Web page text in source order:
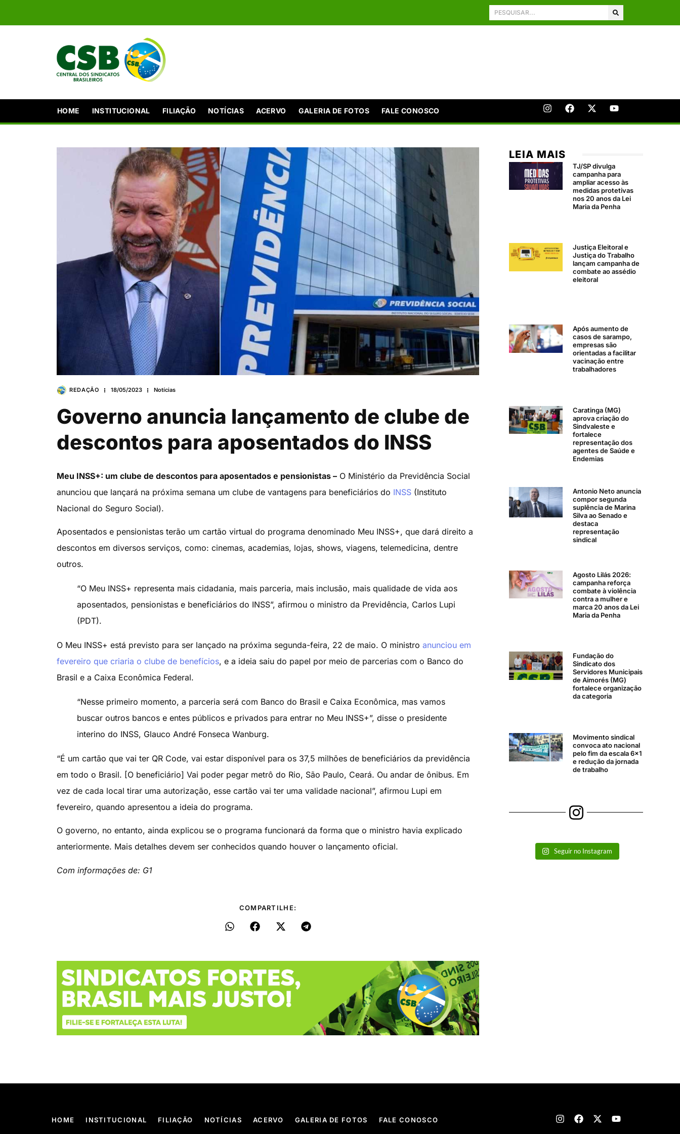
HOME INSTITUCIONAL FILIAÇÃO NOTÍCIAS ACERVO GALERIA DE FOTOS FALE CONOSCO
REDAÇÃO 18/05/2023 Notícias
Governo anuncia lançamento de clube de
descontos para aposentados do INSS
Meu INSS+: um clube de descontos para aposentados e pensionistas – O Ministério da Previdência Social
anunciou que lançará na próxima semana um clube de vantagens para beneficiários do INSS (Instituto
Nacional do Seguro Social).
Aposentados e pensionistas terão um cartão virtual do programa denominado Meu INSS+, que dará direito a
descontos em diversos serviços, como: cinemas, academias, lojas, shows, viagens, telemedicina, dentre
outros.
“O Meu INSS+ representa mais cidadania, mais parceria, mais inclusão, mais qualidade de vida aos
aposentados, pensionistas e beneficiários do INSS”, afirmou o ministro da Previdência, Carlos Lupi
(PDT).
O Meu INSS+ está previsto para ser lançado na próxima segunda-feira, 22 de maio. O ministro anunciou em
fevereiro que criaria o clube de benefícios, e a ideia saiu do papel por meio de parcerias com o Banco do
Brasil e a Caixa Econômica Federal.
“Nesse primeiro momento, a parceria será com Banco do Brasil e Caixa Econômica, mas vamos
buscar outros bancos e entes públicos e privados para entrar no Meu INSS+”, disse o presidente
interino do INSS, Glauco André Fonseca Wanburg.
“É um cartão que vai ter QR Code, vai estar disponível para os 37,5 milhões de beneficiários da previdência
em todo o Brasil. [O beneficiário] Vai poder pegar metrô do Rio, São Paulo, Ceará. Ou andar de ônibus. Em
vez de cada local tirar uma autorização, esse cartão vai ter uma validade nacional”, afirmou Lupi em
fevereiro, quando apresentou a ideia do programa.
O governo, no entanto, ainda explicou se o programa funcionará da forma que o ministro havia explicado
anteriormente. Mais detalhes devem ser conhecidos quando houver o lançamento oficial.
Com informações de: G1
COMPARTILHE:
LEIA MAIS
TJ/SP divulga
campanha para
ampliar acesso às
medidas protetivas
nos 20 anos da Lei
Maria da Penha
Justiça Eleitoral e
Justiça do Trabalho
lançam campanha de
combate ao assédio
eleitoral
Após aumento de
casos de sarampo,
empresas são
orientadas a facilitar
vacinação entre
trabalhadores
Caratinga (MG)
aprova criação do
Sindvaleste e
fortalece
representação dos
agentes de Saúde e
Endemias
Antonio Neto anuncia
compor segunda
suplência de Marina
Silva ao Senado e
destaca
representação
sindical
Agosto Lilás 2026:
campanha reforça
combate à violência
contra a mulher e
marca 20 anos da Lei
Maria da Penha
Fundação do
Sindicato dos
Servidores Municipais
de Aimorés (MG)
fortalece organização
da categoria
Movimento sindical
convoca ato nacional
pelo fim da escala 6×1
e redução da jornada
de trabalho
Seguir no Instagram
HOME INSTITUCIONAL FILIAÇÃO NOTÍCIAS ACERVO GALERIA DE FOTOS FALE CONOSCO